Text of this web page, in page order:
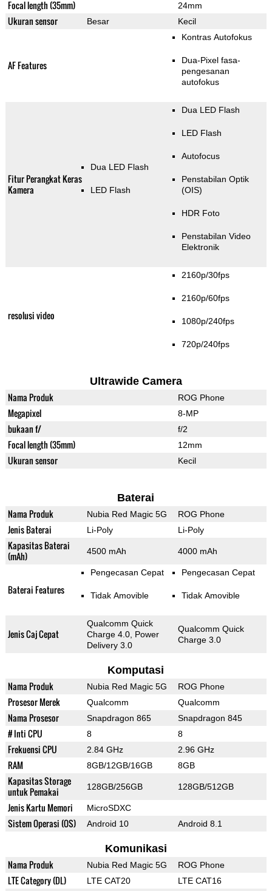
Focal length (35mm) 24mm
Ukuran sensor Besar Kecil
AF Features
Kontras Autofokus
Dua-Pixel fasa-
pengesanan
autofokus
Fitur Perangkat Keras
Kamera
Dua LED Flash
LED Flash
Dua LED Flash
LED Flash
Autofocus
Penstabilan Optik
(OIS)
HDR Foto
Penstabilan Video
Elektronik
resolusi video
2160p/30fps
2160p/60fps
1080p/240fps
720p/240fps
Ultrawide Camera
Nama Produk ROG Phone
Megapixel 8-MP
bukaan f/ f/2
Focal length (35mm) 12mm
Ukuran sensor Kecil
Baterai
Nama Produk Nubia Red Magic 5G ROG Phone
Jenis Baterai Li-Poly Li-Poly
Kapasitas Baterai
(mAh)
4500 mAh 4000 mAh
Baterai Features
Pengecasan Cepat
Tidak Amovible
Pengecasan Cepat
Tidak Amovible
Jenis Caj Cepat
Qualcomm Quick
Charge 4.0, Power
Delivery 3.0
Qualcomm Quick
Charge 3.0
Komputasi
Nama Produk Nubia Red Magic 5G ROG Phone
Prosesor Merek Qualcomm Qualcomm
Nama Prosesor Snapdragon 865 Snapdragon 845
# Inti CPU 8 8
Frekuensi CPU 2.84 GHz 2.96 GHz
RAM 8GB/12GB/16GB 8GB
Kapasitas Storage
untuk Pemakai
128GB/256GB 128GB/512GB
Jenis Kartu Memori MicroSDXC
Sistem Operasi (OS) Android 10 Android 8.1
Komunikasi
Nama Produk Nubia Red Magic 5G ROG Phone
LTE Category (DL) LTE CAT20 LTE CAT16